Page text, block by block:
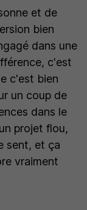
et de
bien
dans une
c'est
c'est bien
un coup de
dans le
projet flou,
sent, et ça
vraiment